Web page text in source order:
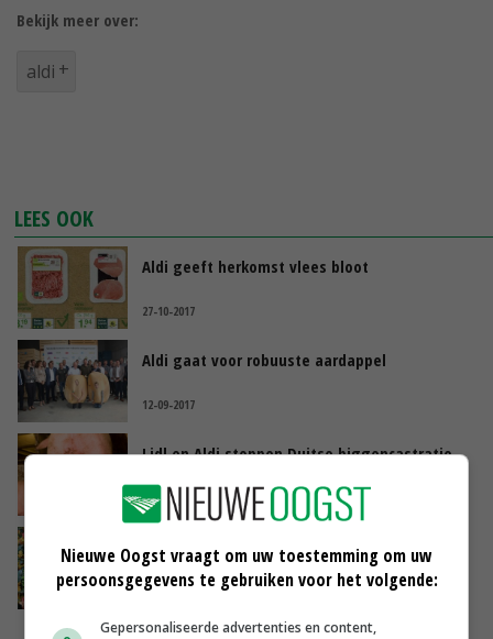
Bekijk meer over:
aldi
LEES OOK
Aldi geeft herkomst vlees bloot
27-10-2017
Aldi gaat voor robuuste aardappel
12-09-2017
Lidl en Aldi stoppen Duitse biggencastratie
27-06-2016
Van Dam: gebruik aldicarb uitzondering
29-03-2016
Nieuwe Oogst vraagt om uw toestemming om uw
persoonsgegevens te gebruiken voor het volgende:
Gepersonaliseerde advertenties en content,